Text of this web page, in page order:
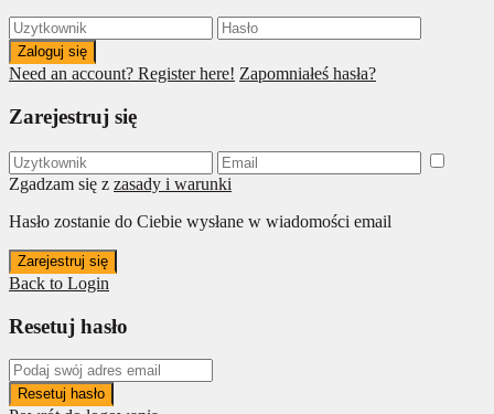
Zaloguj się
Need an account? Register here! Zapomniałeś hasła?
Zarejestruj się
Zgadzam się z zasady i warunki
Hasło zostanie do Ciebie wysłane w wiadomości email
Zarejestruj się
Back to Login
Resetuj hasło
Resetuj hasło